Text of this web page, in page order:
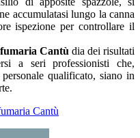
accumulatasi lungo la canna
ispezione per controllare il
Cantù dia dei risultati
a seri professionisti che,
qualificato, siano in
Cantù